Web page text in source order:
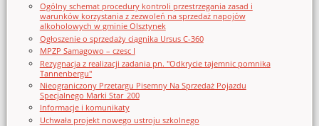
Ogólny schemat procedury kontroli przestrzegania zasad i
warunków korzystania z zezwoleń na sprzedaż napojów
alkoholowych w gminie Olsztynek
Ogłoszenie o sprzedaży ciągnika Ursus C-360
MPZP Samagowo – czesc I
Rezygnacja z realizacji zadania pn. "Odkrycie tajemnic pomnika
Tannenbergu"
Nieograniczony Przetargu Pisemny Na Sprzedaż Pojazdu
Specjalnego Marki Star_200
Informacje i komunikaty
Uchwała projekt nowego ustroju szkolnego